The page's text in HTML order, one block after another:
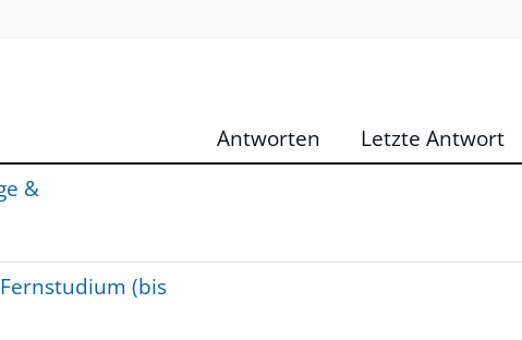
Antworten
Letzte Antwort
&
(bis